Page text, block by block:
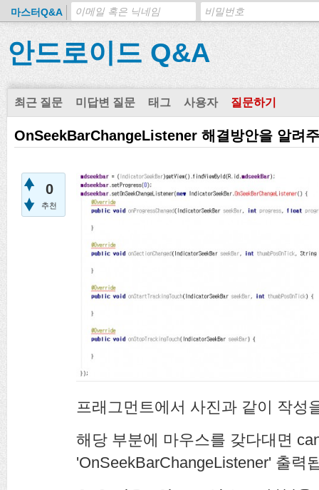
마스터Q&A
안드로이드 Q&A
최근 질문 미답변 질문 태그 사용자 질문하기
OnSeekBarChangeListener 해결방안을 알려
0
추천
프래그먼트에서 사진과 같이 작성
해당 부분에 마우스를 갖다대면
'OnSeekBarChangeListener' 출력